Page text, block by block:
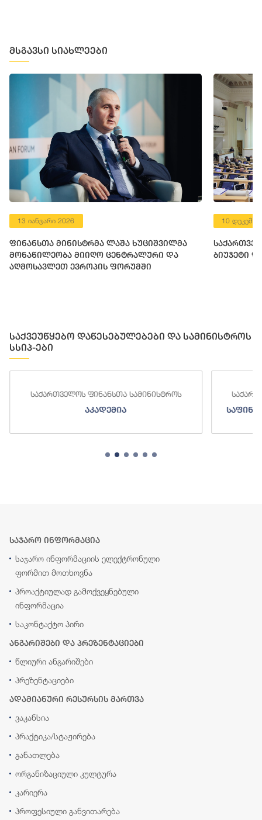
მსგავსი სიახლეები
13 იანვარი 2026
ფინანსთა მინისტრმა ლაშა ხუციშვილმა
მონაწილეობა მიიღო ცენტრალური და
აღმოსავლეთ ევროპის ფორუმში
10
ბიუჯეტი
საქვეუწყებო დაწესებულებები და სამინისტროს
სსიპ-ები
საქართველოს ფინანსთა სამინისტროს
აკადემია
საჯარო ინფორმაცია
საჯარო ინფორმაციის ელექტრონული
ფორმით მოთხოვნა
პროაქტიულად გამოქვეყნებული
ინფორმაცია
საკონტაქტო პირი
ანგარიშები და პრეზენტაციები
წლიური ანგარიშები
პრეზენტაციები
ადამიანური რესურსის მართვა
ვაკანსია
პრაქტიკა/სტაჟირება
განათლება
ორგანიზაციული კულტურა
კარიერა
პროფესიული განვითარება